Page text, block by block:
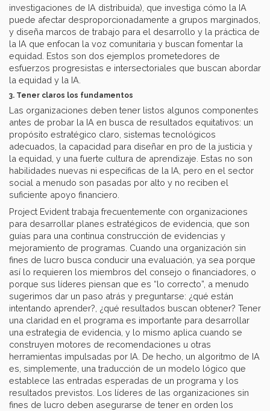
investigaciones de IA distribuida), que investiga cómo la IA
puede afectar desproporcionadamente a grupos marginados,
y diseña marcos de trabajo para el desarrollo y la práctica de
la IA que enfocan la voz comunitaria y buscan fomentar la
equidad. Estos son dos ejemplos prometedores de
esfuerzos progresistas e intersectoriales que buscan abordar
la equidad y la IA.
3. Tener claros los fundamentos
Las organizaciones deben tener listos algunos componentes
antes de probar la IA en busca de resultados equitativos: un
propósito estratégico claro, sistemas tecnológicos
adecuados, la capacidad para diseñar en pro de la justicia y
la equidad, y una fuerte cultura de aprendizaje. Estas no son
habilidades nuevas ni específicas de la IA, pero en el sector
social a menudo son pasadas por alto y no reciben el
suficiente apoyo financiero.
Project Evident trabaja frecuentemente con organizaciones
para desarrollar planes estratégicos de evidencia, que son
guías para una continua construcción de evidencias y
mejoramiento de programas. Cuando una organización sin
fines de lucro busca conducir una evaluación, ya sea porque
así lo requieren los miembros del consejo o financiadores, o
porque sus líderes piensan que es “lo correcto”, a menudo
sugerimos dar un paso atrás y preguntarse: ¿qué están
intentando aprender?, ¿qué resultados buscan obtener? Tener
una claridad en el programa es importante para desarrollar
una estrategia de evidencia, y lo mismo aplica cuando se
construyen motores de recomendaciones u otras
herramientas impulsadas por IA. De hecho, un algoritmo de IA
es, simplemente, una traducción de un modelo lógico que
establece las entradas esperadas de un programa y los
resultados previstos. Los líderes de las organizaciones sin
fines de lucro deben asegurarse de tener en orden los